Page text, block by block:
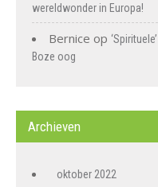
wereldwonder in Europa!
Bernice op
Boze oog
Archieven
oktober 2022